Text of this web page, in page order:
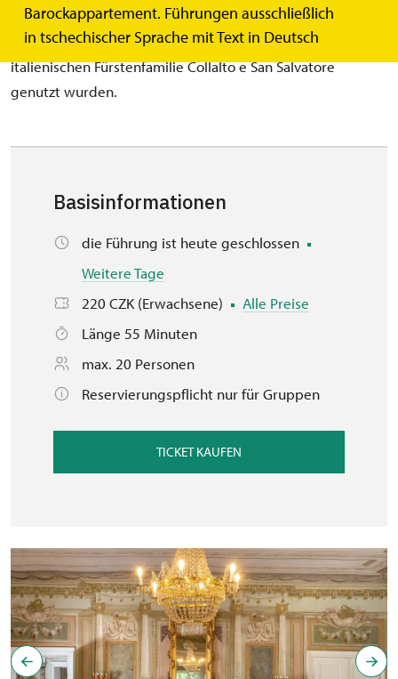
Barockappartement. Führungen ausschließlich
in tschechischer Sprache mit Text in Deutsch
sehen reich ausgestattete Privat- und
Repräsentationsräume, die fast 200 Jahre lang von der
italienischen Fürstenfamilie Collalto e San Salvatore
genutzt wurden.
Basisinformationen
die Führung ist heute geschlossen
Weitere Tage
220 CZK (Erwachsene)
Alle Preise
Länge 55 Minuten
max. 20 Personen
Reservierungspflicht nur für Gruppen
TICKET KAUFEN